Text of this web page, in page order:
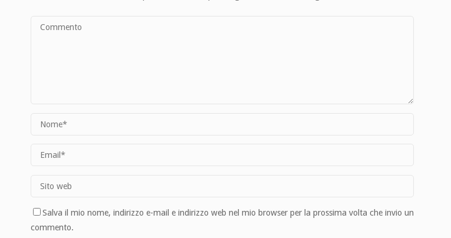
Salva il mio nome, indirizzo e-mail e indirizzo web nel mio browser per la prossima volta che invio un
commento.